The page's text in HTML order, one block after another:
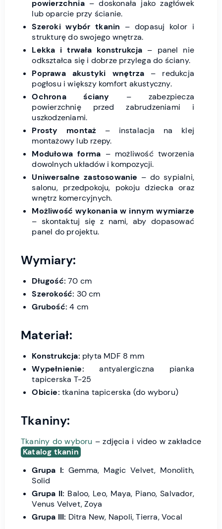
powierzchnia– doskonała jako zagłówek
lub oparcie przy ścianie.
Szeroki wybór tkanin – dopasuj kolor i
strukturę do swojego wnętrza.
Lekka i trwała konstrukcja – panel nie
odkształca się i dobrze przylega do ściany.
Poprawa akustyki wnętrza– redukcja
pogłosu i większy komfort akustyczny.
Ochrona ściany – zabezpiecza
powierzchnię przed zabrudzeniami i
uszkodzeniami.
Prosty montaż – instalacja na klej
montażowy lub rzepy.
Modułowa forma – możliwość tworzenia
dowolnych układów i kompozycji.
Uniwersalne zastosowanie – do sypialni,
salonu, przedpokoju, pokoju dziecka oraz
wnętrz komercyjnych.
Możliwość wykonania w innym wymiarze
– skontaktuj się z nami, aby dopasować
panel do projektu.
Wymiary:
Długość: 70 cm
Szerokość: 30 cm
Grubość: 4 cm
Materiał:
Konstrukcja: płyta MDF 8 mm
Wypełnienie: antyalergiczna pianka
tapicerska T-25
Obicie: tkanina tapicerska (do wyboru)
Tkaniny:
Tkaniny do wyboru – zdjęcia i video w zakładce
Katalog tkanin
Grupa I: Gemma, Magic Velvet, Monolith,
Solid
Grupa II: Baloo, Leo, Maya, Piano, Salvador,
Venus Velvet, Zoya
Grupa III: Ditra New, Napoli, Tierra, Vocal